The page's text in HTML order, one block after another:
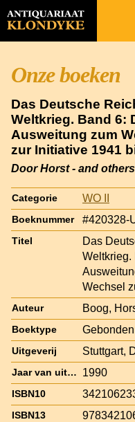
Onze boeken
Das Deutsche
Weltkrieg. Band 6:
Ausweitung zum
zur Initiative 1941
Door Horst - and
Categorie WO II
Boeknummer #420328-
Titel
Das
Weltkrieg.
Wechsel
Auteur Boog,
Boektype
Uitgeverij Stuttgart,
Jaar van uitgave 1990
ISBN10
ISBN13